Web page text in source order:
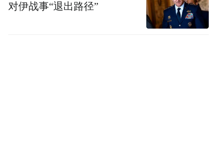
对伊战事“退出路径”